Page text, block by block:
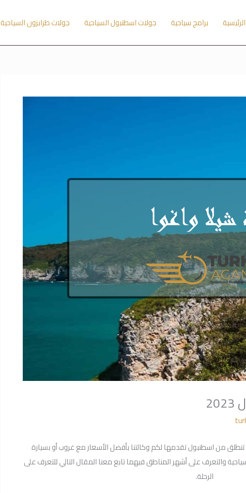
الرئيسية برامج سياحية جولات اسطنبول السياحية جولات طرابزون السياحية
تنطلق من اسطنبول تقدمها لكم وكالتنا بأفضل الأسعار مع غروب أو بسيارة
والتعرف على أشهر المناطق فيهما تابع معنا المقال التالي للتعرف على
الرحلة.